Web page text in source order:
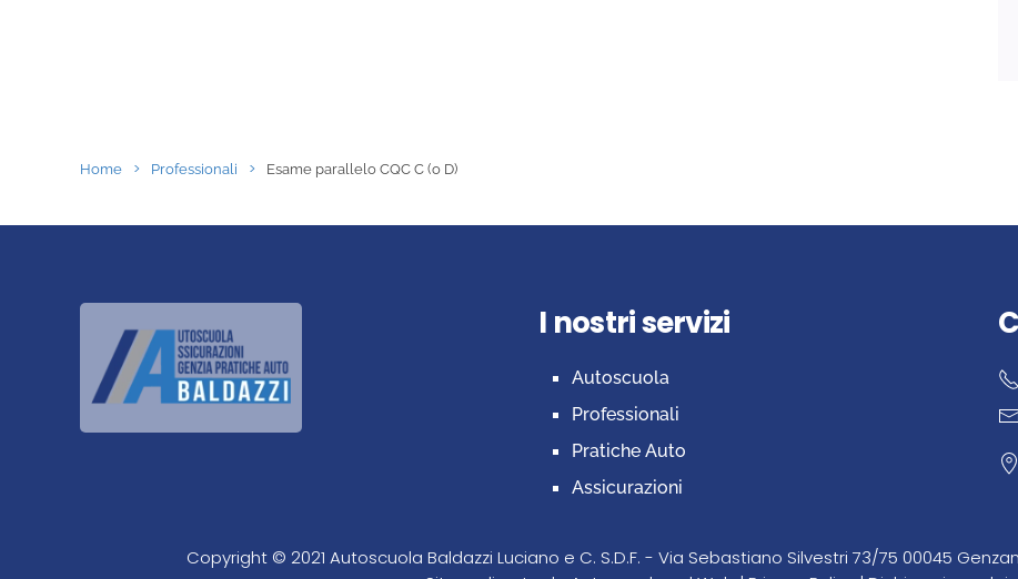
Home Professionali Esame parallelo CQC C (o D)
I nostri servizi
Autoscuola
Professionali
Pratiche Auto
Assicurazioni
Copyright © 2021 Autoscuola Baldazzi Luciano e C. S.D.F. - Via Sebastiano Silvestri 73/75 00045